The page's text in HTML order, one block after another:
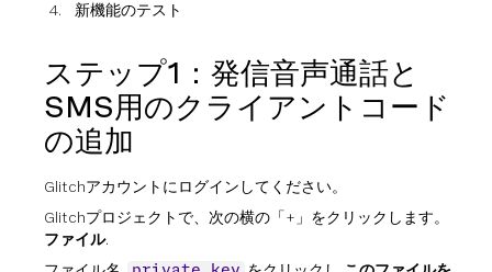
新機能のテスト
ステップ1：発信音声通話と
SMS用のクライアントコード
の追加
Glitchアカウントにログインしてください。
Glitchプロジェクトで、次の横の「+」をクリックします。
ファイル.